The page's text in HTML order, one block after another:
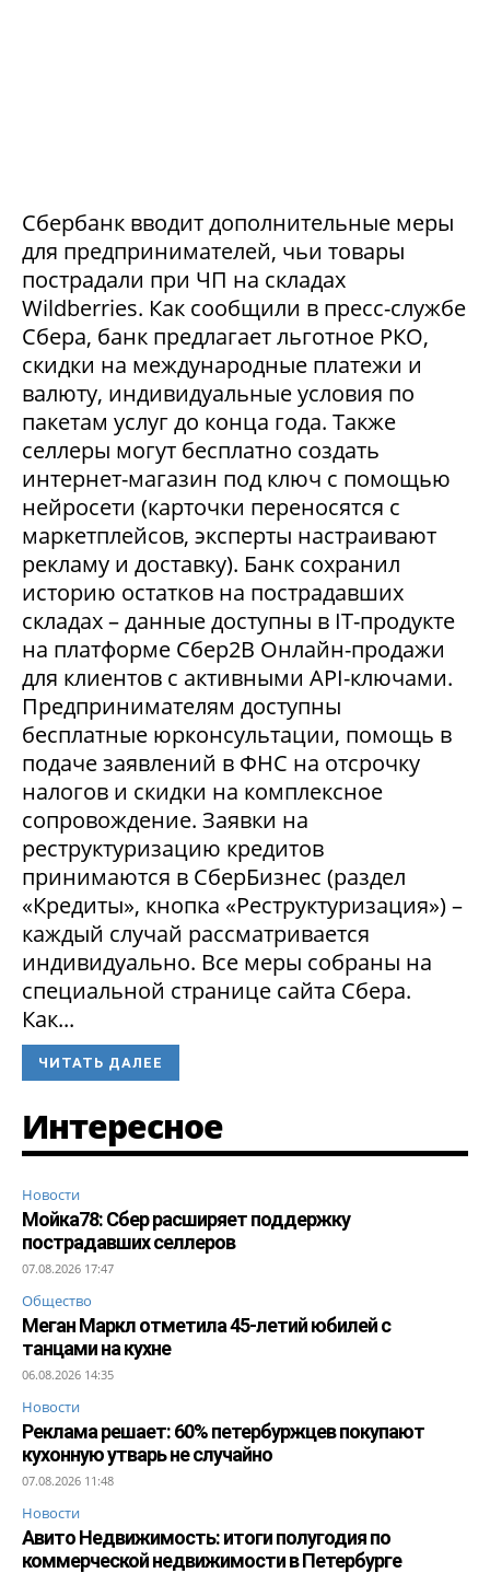
Сбербанк вводит дополнительные меры
для предпринимателей, чьи товары
пострадали при ЧП на складах
Wildberries. Как сообщили в пресс-службе
Сбера, банк предлагает льготное РКО,
скидки на международные платежи и
валюту, индивидуальные условия по
пакетам услуг до конца года. Также
селлеры могут бесплатно создать
интернет-магазин под ключ с помощью
нейросети (карточки переносятся с
маркетплейсов, эксперты настраивают
рекламу и доставку). Банк сохранил
историю остатков на пострадавших
складах – данные доступны в IT-продукте
на платформе Сбер2В Онлайн-продажи
для клиентов с активными API-ключами.
Предпринимателям доступны
бесплатные юрконсультации, помощь в
подаче заявлений в ФНС на отсрочку
налогов и скидки на комплексное
сопровождение. Заявки на
реструктуризацию кредитов
принимаются в СберБизнес (раздел
«Кредиты», кнопка «Реструктуризация») –
каждый случай рассматривается
индивидуально. Все меры собраны на
специальной странице сайта Сбера.
Как...
ЧИТАТЬ ДАЛЕЕ
Интересное
Новости
Мойка78: Сбер расширяет поддержку
пострадавших селлеров
07.08.2026 17:47
Общество
Меган Маркл отметила 45-летий юбилей с
танцами на кухне
06.08.2026 14:35
Новости
Реклама решает: 60% петербуржцев покупают
кухонную утварь не случайно
07.08.2026 11:48
Новости
Авито Недвижимость: итоги полугодия по
коммерческой недвижимости в Петербурге